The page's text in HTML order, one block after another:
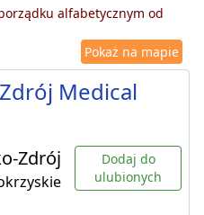
alfabetycznym od
Pokaż na mapie
Medical
Zdrój
Dodaj do
ulubionych